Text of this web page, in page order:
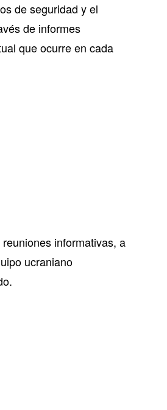
de seguridad y el
de informes
que ocurre en cada
informativas, a
ucraniano